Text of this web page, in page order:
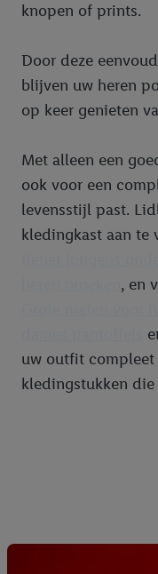
knopen of prints.
Door deze
blijven uw heren
op keer genieten
Met alleen een
ook voor een
levensstijl past.
kledingkast aan te
, en
uw outfit
kledingstukken die